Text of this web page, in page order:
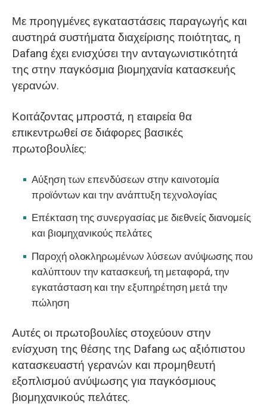
Με προηγμένες εγκαταστάσεις παραγωγής και
αυστηρά συστήματα διαχείρισης ποιότητας, η
Dafang έχει ενισχύσει την ανταγωνιστικότητά
της στην παγκόσμια βιομηχανία κατασκευής
γερανών.
Κοιτάζοντας μπροστά, η εταιρεία θα
επικεντρωθεί σε διάφορες βασικές
πρωτοβουλίες:
Αύξηση των επενδύσεων στην καινοτομία
προϊόντων και την ανάπτυξη τεχνολογίας
Επέκταση της συνεργασίας με διεθνείς διανομείς
και βιομηχανικούς πελάτες
Παροχή ολοκληρωμένων λύσεων ανύψωσης που
καλύπτουν την κατασκευή, τη μεταφορά, την
εγκατάσταση και την εξυπηρέτηση μετά την
πώληση
Αυτές οι πρωτοβουλίες στοχεύουν στην
ενίσχυση της θέσης της Dafang ως αξιόπιστου
κατασκευαστή γερανών και προμηθευτή
εξοπλισμού ανύψωσης για παγκόσμιους
βιομηχανικούς πελάτες.